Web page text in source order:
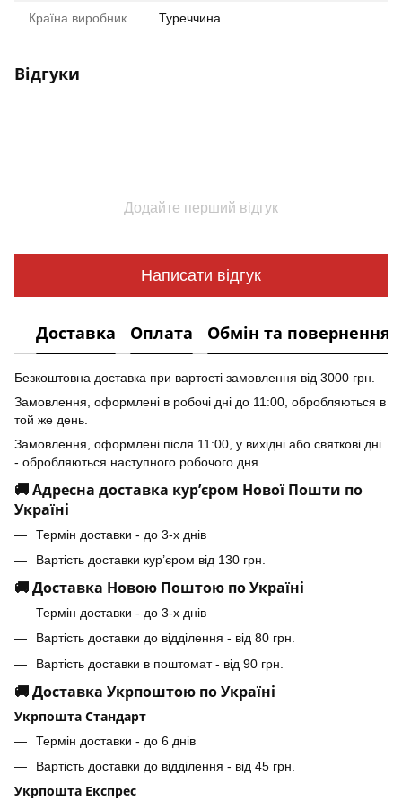
Країна виробник Туреччина
Відгуки
Додайте перший відгук
Написати відгук
Доставка Оплата Обмін та повернення
Безкоштовна доставка при вартості замовлення від 3000 грн.
Замовлення, оформлені в робочі дні до 11:00, обробляються в
той же день.
Замовлення, оформлені після 11:00, у вихідні або святкові дні
- обробляються наступного робочого дня.
🚚 Адресна доставка кур’єром Нової Пошти по
Україні
Термін доставки - до 3-х днів
Вартість доставки кур’єром від 130 грн.
🚚 Доставка Новою Поштою по Україні
Термін доставки - до 3-х днів
Вартість доставки до відділення - від 80 грн.
Вартість доставки в поштомат - від 90 грн.
🚚 Доставка Укрпоштою по Україні
Укрпошта Стандарт
Термін доставки - до 6 днів
Вартість доставки до відділення - від 45 грн.
Укрпошта Експрес